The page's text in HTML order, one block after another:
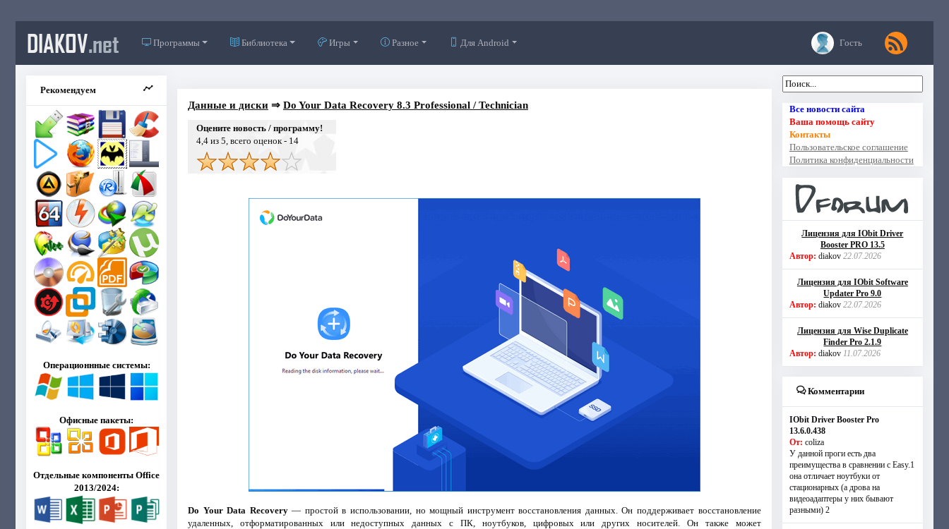
DIAKOV.net Программы Библиотека Игры Разное Для Android Гость
Рекомендуем
Операционнные системы:
Офисные пакеты:
Отдельные компоненты Office
2013/2024:
Данные и диски⇒ Do Your Data Recovery 8.3 Professional / Technician
Оцените новость / программу!
4,4из 5, всего оценок - 14
Do Your Data Recovery— простой в использовании, но мощный инструмент восстановления данных. Он поддерживает восстановление
удаленных, отформатированных или недоступных данных с ПК, ноутбуков, цифровых или других носителей. Он также может
Все новости сайта
Ваша помощь сайту
Контакты
Пользовательское соглашение
Политика конфиденциальности
Лицензия для IObit Driver
Booster PRO 13.5
Автор: diakov 22.07.2026
Лицензия для IObit Software
Updater Pro 9.0
Автор: diakov 22.07.2026
Лицензия для Wise Duplicate
Finder Pro 2.1.9
Автор: diakov 11.07.2026
Комментарии
IObit Driver Booster Pro
13.6.0.438
От: coliza
У данной проги есть два
преимущества в сравнении с Easy.1
она отличает ноутбуки от
стационарных (а дрова на
видеоадаптеры у них бывают
разными) 2